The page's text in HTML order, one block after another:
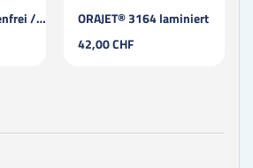
ORAJET 3551 blasenfrei / permanent / laminiert
ORAJET® 3164 laminiert
42,00 CHF